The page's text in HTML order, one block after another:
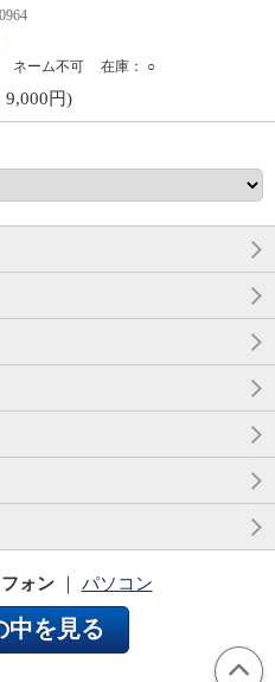
ネーム不可 在庫： ○
9,000円)
ォン｜ パソコン
中を見る